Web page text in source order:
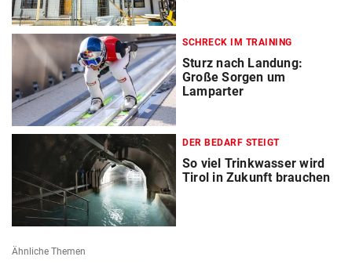
SCHRECK IM TRAINING
Sturz nach Landung:
Große Sorgen um
Lamparter
DER BEDARF STEIGT
So viel Trinkwasser wird
Tirol in Zukunft brauchen
Ähnliche Themen